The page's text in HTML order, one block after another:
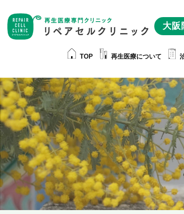
大阪
TOP 再生医療について